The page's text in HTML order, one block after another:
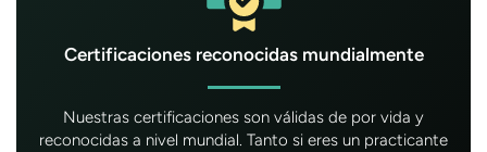
Certificaciones reconocidas mundialmente
Nuestras certificaciones son válidas de por vida y
reconocidas a nivel mundial. Tanto si eres un practicante